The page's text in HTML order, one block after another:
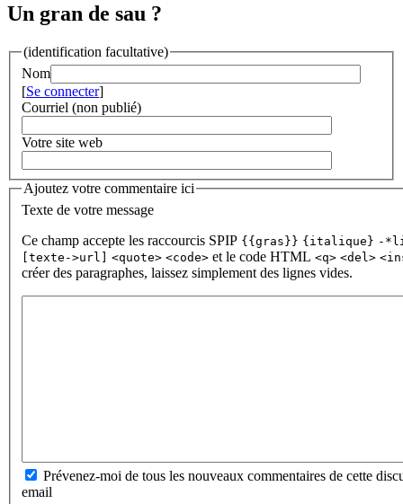
Un gran de sau ?
(identification facultative)
Nom
[Se connecter]
Courriel (non publié)
Votre site web
Ajoutez votre commentaire ici
Texte de votre message
Ce champ accepte les raccourcis SPIP {{gras}} {italique} -
[texte->url]
<quote> <code> et le code HTML <q> <del>
créer des paragraphes, laissez simplement des lignes vides.
Prévenez-moi de tous les nouveaux commentaires de cette
email